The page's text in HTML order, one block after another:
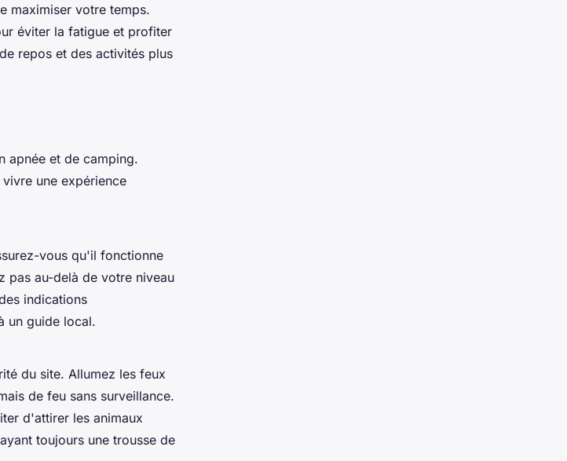
maximiser votre temps.
éviter la fatigue et profiter
repos et des activités plus
apnée et de camping.
une expérience
vous qu'il fonctionne
pas au-delà de votre niveau
indications
un guide local.
du site. Allumez les feux
de feu sans surveillance.
d'attirer les animaux
toujours une trousse de